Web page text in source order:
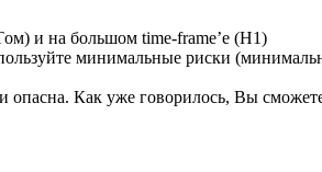
и на большом time-frame’е (Н1)
минимальные риски
Как уже говорилось, Вы